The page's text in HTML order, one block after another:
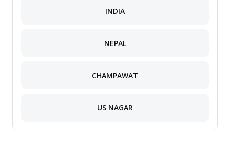
INDIA
NEPAL
CHAMPAWAT
US NAGAR